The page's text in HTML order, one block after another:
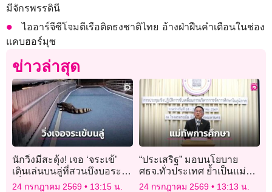
มีจักรพรรดินี
ไออาร์จีซีโจมตีเรือติดธงชาติไทย อ้างฝ่าฝืนคำเตือนในช่อง
แคบฮอร์มุซ
ข่าวล่าสุด
นักวิ่งมีสะดุ้ง! เจอ ‘จระเข้’
เดินเล่นบนลู่ที่สวนบึงบอระ
เพ็ด
24 กรกฎาคม 2569 13:15 น.
“ประเสริฐ” มอบนโยบาย
ศธจ.ทั่วประเทศ ย้ำเป็นแม่ทัพ
การศึกษาระดับจังหวัด
24 กรกฎาคม 2569 13:13 น.